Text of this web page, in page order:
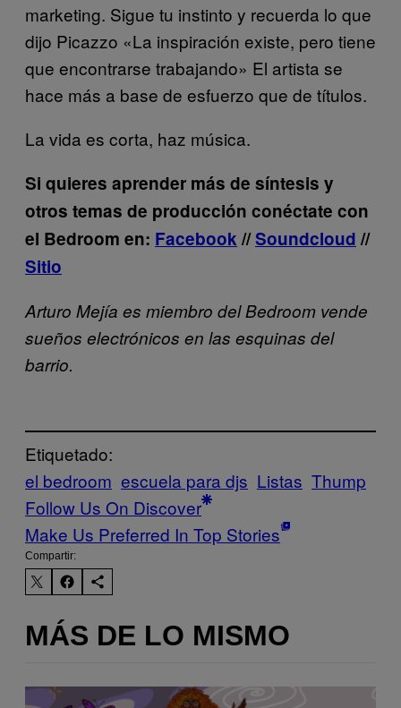
marketing. Sigue tu instinto y recuerda lo que
dijo Picazzo «La inspiración existe, pero tiene
que encontrarse trabajando» El artista se
hace más a base de esfuerzo que de títulos.
La vida es corta, haz música.
Si quieres aprender más de síntesis y
otros temas de producción conéctate con
el Bedroom en: Facebook //Soundcloud //
Sitio
Arturo Mejía es miembro del Bedroom vende
sueños electrónicos en las esquinas del
barrio.
Etiquetado:
el bedroom escuela para djs Listas Thump
Follow Us On Discover
Make Us Preferred In Top Stories
Compartir:
MÁS DE LO MISMO